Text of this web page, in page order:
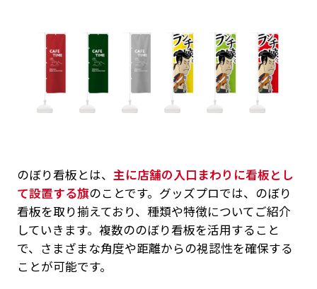
のぼり看板とは、 主に店舗の入口まわりに看板とし
て設置する旗のことです。グッズプロでは、のぼり
看板を取り揃えており、種類や特徴についてご紹介
していきます。複数ののぼり看板を活用すること
で、さまざまな角度や距離からの視認性を確保する
ことが可能です。